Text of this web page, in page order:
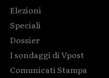
Elezioni
Speciali
Dossier
I sondaggi di Vpost
Comunicati Stampa